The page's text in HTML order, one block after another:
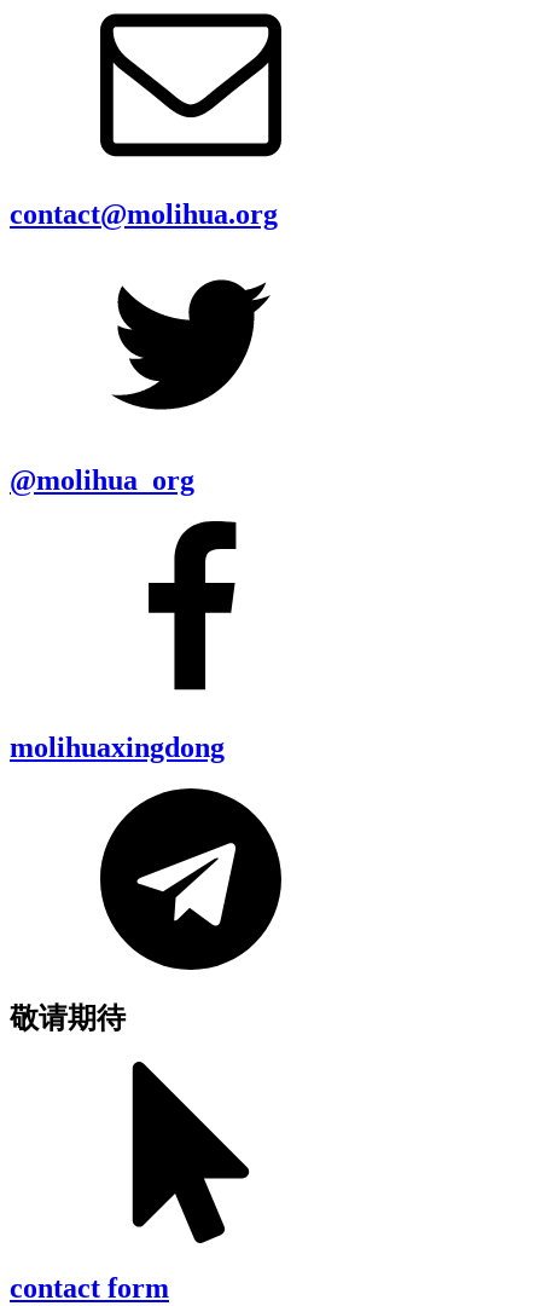
contact@molihua.org
@molihua_org
molihuaxingdong
敬请期待
contact form